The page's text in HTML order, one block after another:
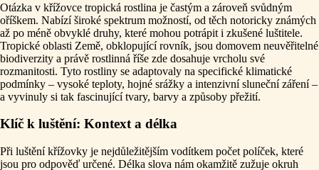
Otázka v křížovce tropická rostlina je častým a zároveň svůdným
oříškem. Nabízí široké spektrum možností, od těch notoricky známých
až po méně obvyklé druhy, které mohou potrápit i zkušené luštitele.
Tropické oblasti Země, obklopující rovník, jsou domovem neuvěřitelné
biodiverzity a právě rostlinná říše zde dosahuje vrcholu své
rozmanitosti. Tyto rostliny se adaptovaly na specifické klimatické
podmínky – vysoké teploty, hojné srážky a intenzivní sluneční záření –
a vyvinuly si tak fascinující tvary, barvy a způsoby přežití.
Klíč k luštění: Kontext a délka
Při luštění křížovky je nejdůležitějším vodítkem počet políček, které
jsou pro odpověď určené. Délka slova nám okamžitě zužuje okruh